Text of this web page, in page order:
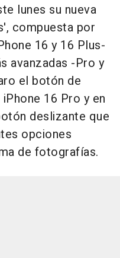
lunes su nueva
compuesta por
16 y 16 Plus-
avanzadas -Pro y
el botón de
16 Pro y en
deslizante que
opciones
de fotografías.